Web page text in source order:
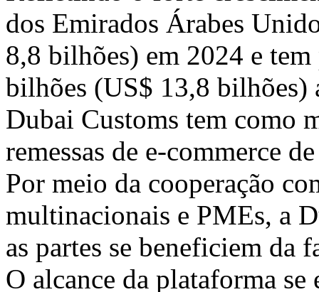
dos Emirados Árabes
8,8 bilhões) em 2024 e
bilhões (US$ 13,8 bilhões)
Dubai Customs tem como
remessas de e-commerce
Por meio da cooperação
multinacionais e PMEs, a
as partes se beneficiem da
O alcance da plataforma